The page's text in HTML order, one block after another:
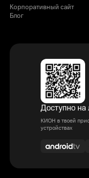
Корпоративный сайт
Блог
Доступно
КИОН в твоей
устройствах